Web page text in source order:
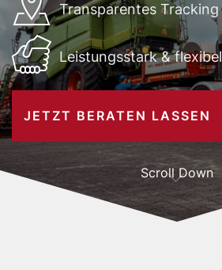
Transparentes Tracking
Leistungsstark & flexibel
JETZT BERATEN LASSEN
Scroll Down